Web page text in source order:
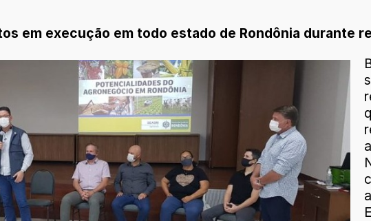
em execução em todo estado de Rondônia durante